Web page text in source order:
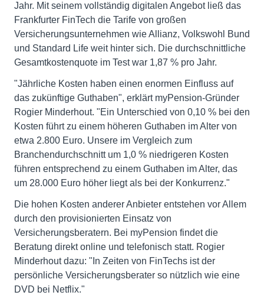
Jahr. Mit seinem vollständig digitalen Angebot ließ das
Frankfurter FinTech die Tarife von großen
Versicherungsunternehmen wie Allianz, Volkswohl Bund
und Standard Life weit hinter sich. Die durchschnittliche
Gesamtkostenquote im Test war 1,87 % pro Jahr.
"Jährliche Kosten haben einen enormen Einfluss auf
das zukünftige Guthaben", erklärt myPension-Gründer
Rogier Minderhout. "Ein Unterschied von 0,10 % bei den
Kosten führt zu einem höheren Guthaben im Alter von
etwa 2.800 Euro. Unsere im Vergleich zum
Branchendurchschnitt um 1,0 % niedrigeren Kosten
führen entsprechend zu einem Guthaben im Alter, das
um 28.000 Euro höher liegt als bei der Konkurrenz."
Die hohen Kosten anderer Anbieter entstehen vor Allem
durch den provisionierten Einsatz von
Versicherungsberatern. Bei myPension findet die
Beratung direkt online und telefonisch statt. Rogier
Minderhout dazu: "In Zeiten von FinTechs ist der
persönliche Versicherungsberater so nützlich wie eine
DVD bei Netflix."